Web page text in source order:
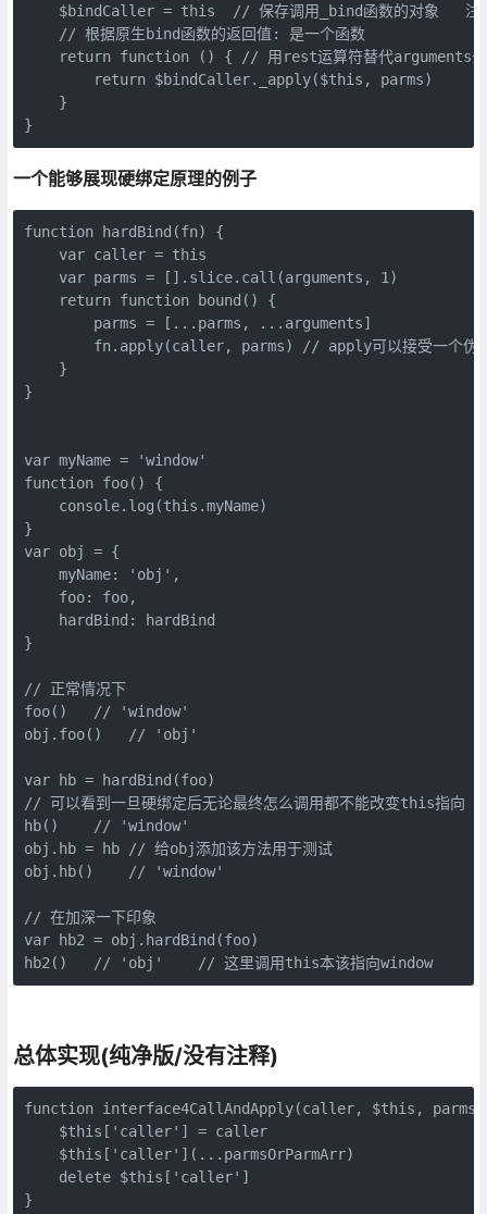
$bindCaller = this  // 保存调用_bind函数的对象   注
    // 根据原生bind函数的返回值: 是一个函数
return function () { // 用rest运算符替代arguments去
        return $bindCaller._apply($this, parms)
    }
一个能够展现硬绑定原理的例子
function hardBind(fn) {
    var caller = this
    var parms = [].slice.call(arguments, 1)
    return function bound() {
        parms = [...parms, ...arguments]
fn.apply(caller, parms) // apply可以接受一个伪
    }
}
var myName = 'window'
function foo() {
    console.log(this.myName)
}
var obj = {
    myName: 'obj',
    foo: foo,
    hardBind: hardBind
}
// 正常情况下
foo()   // 'window'
obj.foo()   // 'obj'
var hb = hardBind(foo)
// 可以看到一旦硬绑定后无论最终怎么调用都不能改变this指向
hb()    // 'window'
obj.hb = hb // 给obj添加该方法用于测试
obj.hb()    // 'window'
// 在加深一下印象
var hb2 = obj.hardBind(foo)
hb2()   // 'obj'    // 这里调用this本该指向window
总体实现(纯净版/没有注释)
function interface4CallAndApply(caller, $this,
    $this['caller'] = caller
    $this['caller'](...parmsOrParmArr)
    delete $this['caller']
}